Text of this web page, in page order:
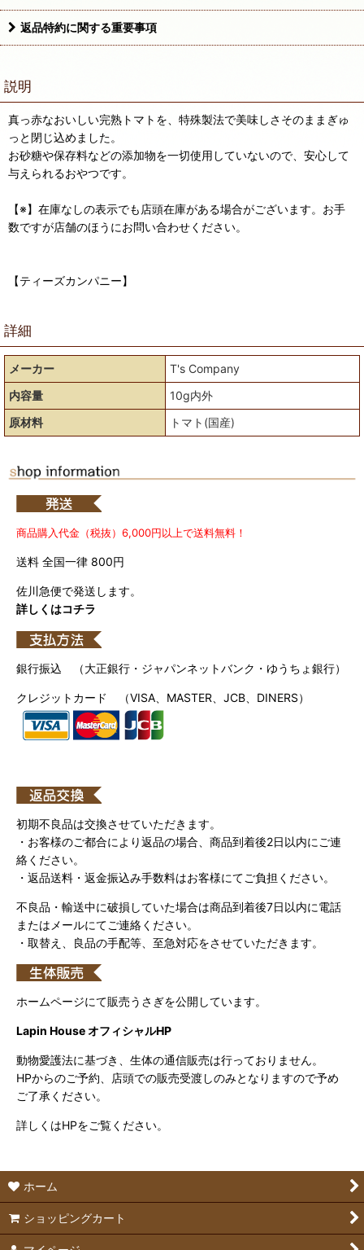
返品特約に関する重要事項
説明
真っ赤なおいしい完熟トマトを、特殊製法で美味しさそのままぎゅ
っと閉じ込めました。
お砂糖や保存料などの添加物を一切使用していないので、安心して
与えられるおやつです。
【※】在庫なしの表示でも店頭在庫がある場合がございます。お手
数ですが店舗のほうにお問い合わせください。
【ティーズカンパニー】
詳細
メーカー
T's Company
内容量
10g内外
原材料
トマト(国産)
商品購入代金（税抜）6,000円以上で送料無料！
送料 全国一律 800円
佐川急便で発送します。
詳しくはコチラ
銀行振込 （大正銀行・ジャパンネットバンク・ゆうちょ銀行）
クレジットカード （VISA、MASTER、JCB、DINERS）
初期不良品は交換させていただきます。
・お客様のご都合により返品の場合、商品到着後2日以内にご連
絡ください。
・返品送料・返金振込み手数料はお客様にてご負担ください。
不良品・輸送中に破損していた場合は商品到着後7日以内に電話
またはメールにてご連絡ください。
・取替え、良品の手配等、至急対応をさせていただきます。
ホームページにて販売うさぎを公開しています。
Lapin House オフィシャルHP
動物愛護法に基づき、生体の通信販売は行っておりません。
HPからのご予約、店頭での販売受渡しのみとなりますので予め
ご了承ください。
詳しくはHPをご覧ください。
ホーム
ショッピングカート